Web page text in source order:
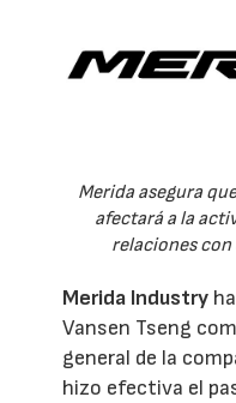
Merida asegura
afectará a la
relaciones
Merida Industry
Vansen Tseng
general de la
hizo efectiva el